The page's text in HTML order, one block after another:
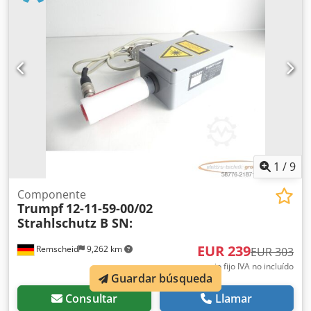
1 /9
Remscheid 9,262 km
Componente
Trumpf 12-11-59-00/02
Strahlschutz B SN:
EUR 239EUR 303
precio fijo IVA no incluído
Consultar Llamar
Guardar búsqueda